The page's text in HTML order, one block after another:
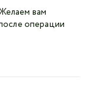
вам
операции